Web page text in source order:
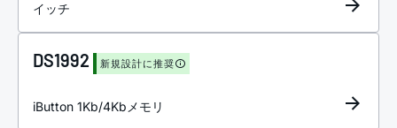
イッチ
DS1992 新規設計に推奨
iButton 1Kb/4Kbメモリ